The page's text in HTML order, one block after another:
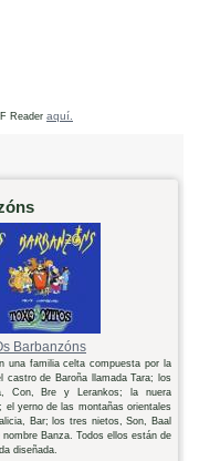
Reader aquí.
Barbanzóns
una familia celta compuesta por la
castro de Baroña llamada Tara; los
Con, Bre y Lerankos; la nuera
el yerno de las montañas orientales
Bar; los tres nietos, Son, Baal
Banza. Todos ellos están de
diseñada.